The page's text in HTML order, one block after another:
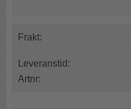
Frakt:
Leveranstid:
Artnr: